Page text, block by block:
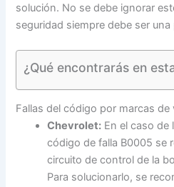
solución. No se debe ignorar
seguridad siempre debe ser
¿Qué encontrarás en
Fallas del código por marcas de
Chevrolet: En el caso de
código de falla B0005 se
circuito de control de la
Para solucionarlo, se